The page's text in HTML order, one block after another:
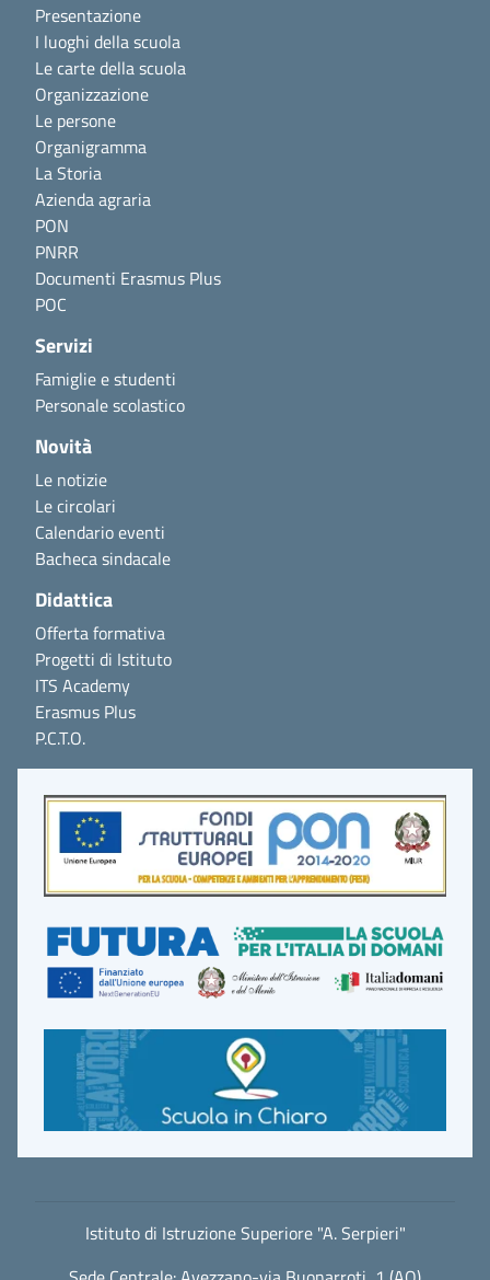
Presentazione
I luoghi della scuola
Le carte della scuola
Organizzazione
Le persone
Organigramma
La Storia
Azienda agraria
PON
PNRR
Documenti Erasmus Plus
POC
Servizi
Famiglie e studenti
Personale scolastico
Novità
Le notizie
Le circolari
Calendario eventi
Bacheca sindacale
Didattica
Offerta formativa
Progetti di Istituto
ITS Academy
Erasmus Plus
P.C.T.O.
Istituto di Istruzione Superiore "A. Serpieri"